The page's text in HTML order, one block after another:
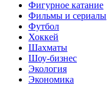
Фигурное катание
Фильмы и сериалы
Футбол
Хоккей
Шахматы
Шоу-бизнес
Экология
Экономика